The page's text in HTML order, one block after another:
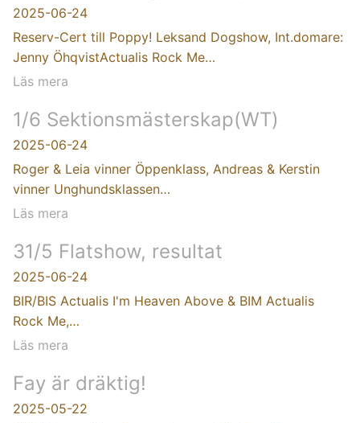
2025-06-24
Reserv-Cert till Poppy! Leksand Dogshow, Int.domare:
Jenny ÖhqvistActualis Rock Me…
Läs mera
1/6 Sektionsmästerskap(WT)
2025-06-24
Roger & Leia vinner Öppenklass, Andreas & Kerstin
vinner Unghundsklassen…
Läs mera
31/5 Flatshow, resultat
2025-06-24
BIR/BIS Actualis I'm Heaven Above & BIM Actualis
Rock Me,…
Läs mera
Fay är dräktig!
2025-05-22